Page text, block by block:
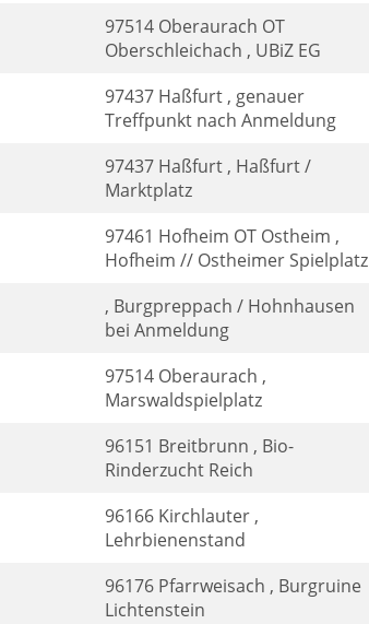
97514 Oberaurach OT
Oberschleichach , UBiZ EG
97437 Haßfurt , genauer
Treffpunkt nach Anmeldung
97437 Haßfurt , Haßfurt /
Marktplatz
97461 Hofheim OT Ostheim ,
Hofheim // Ostheimer Spielplatz
, Burgpreppach / Hohnhausen
bei Anmeldung
97514 Oberaurach ,
Marswaldspielplatz
96151 Breitbrunn , Bio-
Rinderzucht Reich
96166 Kirchlauter ,
Lehrbienenstand
96176 Pfarrweisach , Burgruine
Lichtenstein